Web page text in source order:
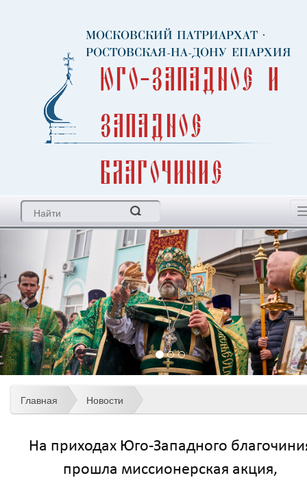
МОСКОВСКИЙ ПАТРИАРХАТ ·
РОСТОВСКАЯ-НА-ДОНУ ЕПАРХИЯ
Юго-Западное и
Западное
благочиние
Главная Новости
На приходах Юго-Западного
прошла миссионерская акция,